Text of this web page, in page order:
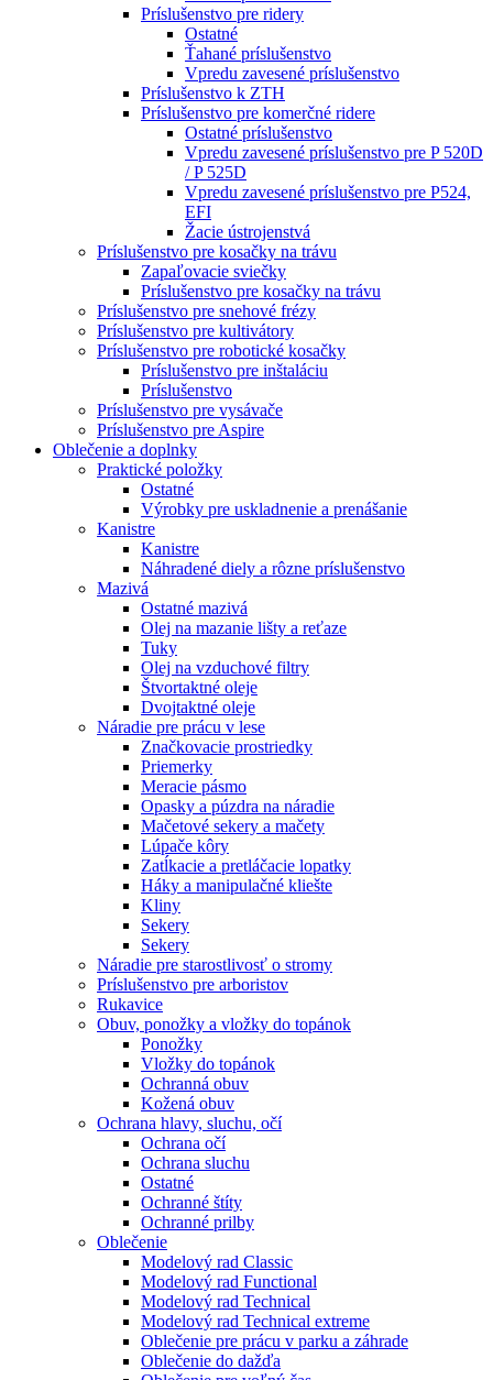
Príslušenstvo pre ridery
Ostatné
Ťahané príslušenstvo
Vpredu zavesené príslušenstvo
Príslušenstvo k ZTH
Príslušenstvo pre komerčné ridere
Ostatné príslušenstvo
Vpredu zavesené príslušenstvo pre P 520D
/ P 525D
Vpredu zavesené príslušenstvo pre P524,
EFI
Žacie ústrojenstvá
Príslušenstvo pre kosačky na trávu
Zapaľovacie sviečky
Príslušenstvo pre kosačky na trávu
Príslušenstvo pre snehové frézy
Príslušenstvo pre kultivátory
Príslušenstvo pre robotické kosačky
Príslušenstvo pre inštaláciu
Príslušenstvo
Príslušenstvo pre vysávače
Príslušenstvo pre Aspire
Oblečenie a doplnky
Praktické položky
Ostatné
Výrobky pre uskladnenie a prenášanie
Kanistre
Kanistre
Náhradené diely a rôzne príslušenstvo
Mazivá
Ostatné mazivá
Olej na mazanie lišty a reťaze
Tuky
Olej na vzduchové filtry
Štvortaktné oleje
Dvojtaktné oleje
Náradie pre prácu v lese
Značkovacie prostriedky
Priemerky
Meracie pásmo
Opasky a púzdra na náradie
Mačetové sekery a mačety
Lúpače kôry
Zatĺkacie a pretláčacie lopatky
Háky a manipulačné kliešte
Kliny
Sekery
Sekery
Náradie pre starostlivosť o stromy
Príslušenstvo pre arboristov
Rukavice
Obuv, ponožky a vložky do topánok
Ponožky
Vložky do topánok
Ochranná obuv
Kožená obuv
Ochrana hlavy, sluchu, očí
Ochrana očí
Ochrana sluchu
Ostatné
Ochranné štíty
Ochranné prilby
Oblečenie
Modelový rad Classic
Modelový rad Functional
Modelový rad Technical
Modelový rad Technical extreme
Oblečenie pre prácu v parku a záhrade
Oblečenie do dažďa